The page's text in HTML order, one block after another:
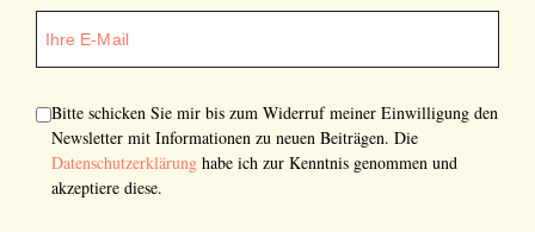
Bitte schicken Sie mir bis zum Widerruf meiner Einwilligung den
Newsletter mit Informationen zu neuen Beiträgen. Die
Datenschutzerklärung habe ich zur Kenntnis genommen und
akzeptiere diese.